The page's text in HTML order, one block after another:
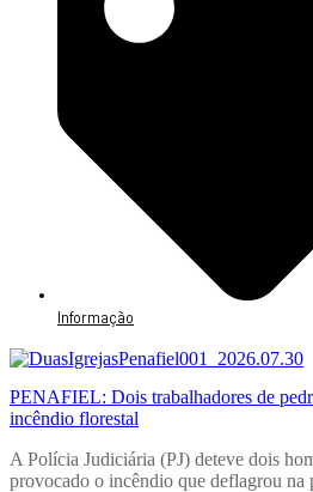
Informação
PENAFIEL: Dois trabalhadores de
incêndio florestal
A Polícia Judiciária (PJ) deteve dois
provocado o incêndio que deflagrou na